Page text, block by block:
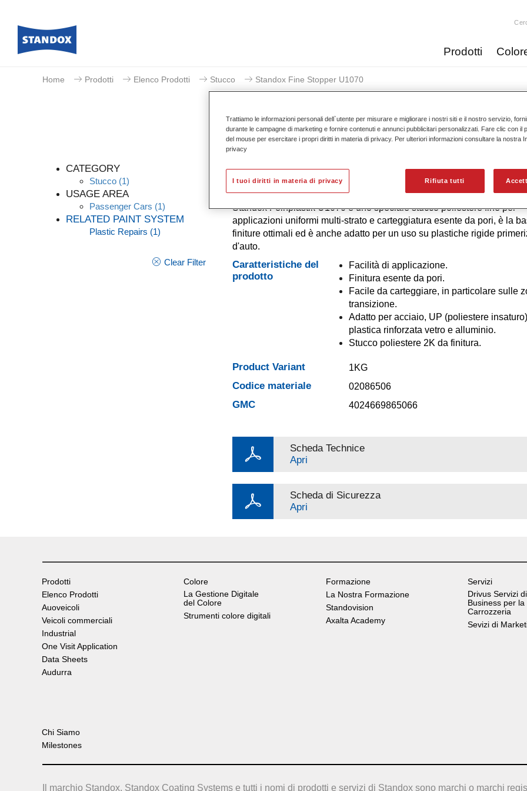
Prodotti
Home Prodotti Elenco Prodotti Stucco Standox Fine Stopper U1070
CATEGORY
Stucco (1)
USAGE AREA
Passenger Cars (1)
RELATED PAINT SYSTEM
Plastic Repairs (1)
Clear Filter
Standox Fine
Standox Feinplastik U1070 è uno speciale stucco poliestere fine per
applicazioni uniformi multi-strato e carteggiatura esente da pori, è la
finiture ottimali ed è anche adatto per un uso su plastiche rigide
d'auto.
Caratteristiche del
prodotto
Facilità di applicazione.
Finitura esente da pori.
Facile da carteggiare, in particolare sulle
transizione.
Adatto per acciaio, UP (poliestere
plastica rinforzata vetro e alluminio.
Stucco poliestere 2K da finitura.
Product Variant 1KG
Codice materiale 02086506
GMC 4024669865066
Scheda Technice
Apri
Scheda di Sicurezza
Apri
Prodotti
Elenco Prodotti
Auoveicoli
Veicoli commerciali
Industrial
One Visit Application
Data Sheets
Audurra
Colore
La Gestione Digitale
del Colore
Strumenti colore digitali
Formazione
La Nostra Formazione
Standovision
Axalta Academy
Servizi
Drivus Servizi di
Business per la
Carrozzeria
Sevizi di
Chi Siamo
Milestones
Il marchio Standox, Standox Coating Systems e tutti i nomi di prodotti e servizi di Standox sono marchi o marchi
Trattiamo le informazioni personali dell`utente per misurare e migliorare i nostri siti e il nostro servizio,
durante le campagne di marketing e fornire contenuti e annunci pubblicitari personalizzati. Fare clic con il
del mouse per esercitare i propri diritti in materia di privacy. Per ulteriori informazioni consultare la nostra
privacy
Rifiuta tutti
I tuoi diritti in materia di privacy